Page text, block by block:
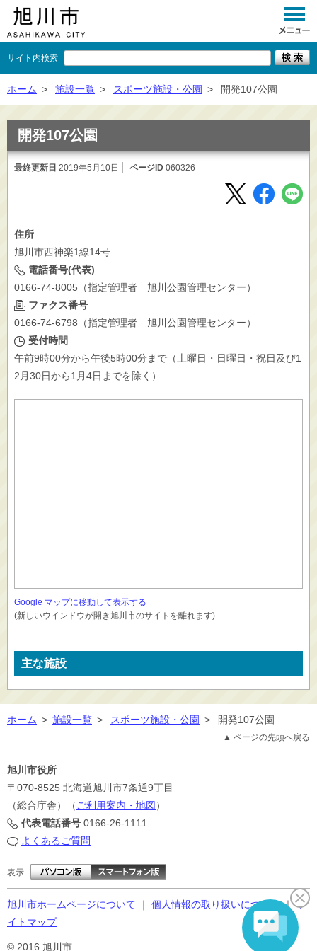
サイト内検索
くらし
事業者向け
ホーム > 施設一覧 > スポーツ施設・公園 > 開発107公園
開発107公園
最終更新日 2019年5月10日 ページID 060326
住所
旭川市西神楽1線14号
電話番号(代表)
0166-74-8005（指定管理者 旭川公園管理センター）
ファクス番号
0166-74-6798（指定管理者 旭川公園管理センター）
受付時間
午前9時00分から午後5時00分まで（土曜日・日曜日・祝日及び1
2月30日から1月4日までを除く）
Google マップに移動して表示する
(新しいウインドウが開き旭川市のサイトを離れます)
主な施設
ホーム > 施設一覧 > スポーツ施設・公園 > 開発107公園
▲ ページの先頭へ戻る
旭川市役所
〒070-8525 北海道旭川市7条通9丁目
（総合庁舎）（ ご利用案内・地図 ）
代表電話番号 0166-26-1111
よくあるご質問
表示
旭川市ホームページについて ｜ 個人情報の取り扱いについて｜サ
イトマップ
© 2016 旭川市